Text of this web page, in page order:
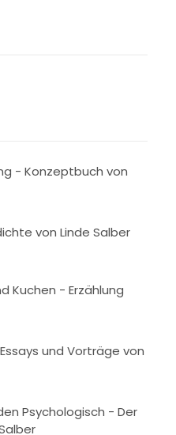
- Konzeptbuch von
von Linde Salber
Kuchen - Erzählung
und Vorträge von
Psychologisch - Der